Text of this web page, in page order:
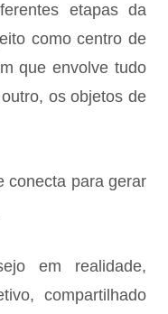
etapas da
como centro de
que envolve tudo
os objetos de
conecta para gerar
em realidade,
compartilhado